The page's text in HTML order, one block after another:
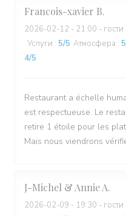
Francois-xavier B
2026-02-12 - 21:00 - гости
Услуги : 5/5 Атмосфера : 5
4/5
Restaurant a échelle
est respectueuse. Le
retire 1 étoile pour les
Mais nous viendrons
J-Michel & AnnieA
2026-02-09 - 19:30 - гости